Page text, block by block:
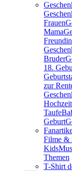
Frauen
Mama
Freundin
Bruder
18.
zur
Hochzeit
Taufe
Geburt
Filme &
Kids
Themen
T-Shirt